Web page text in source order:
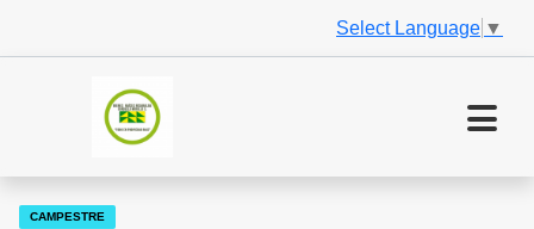
Select Language ▼
CAMPESTRE